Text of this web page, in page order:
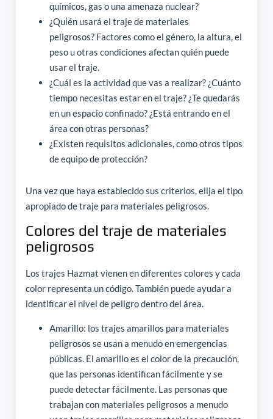
químicos, gas o una amenaza nuclear?
¿Quién usará el traje de materiales
peligrosos? Factores como el género, la altura, el
peso u otras condiciones afectan quién puede
usar el traje.
¿Cuál es la actividad que vas a realizar? ¿Cuánto
tiempo necesitas estar en el traje? ¿Te quedarás
en un espacio confinado? ¿Está entrando en el
área con otras personas?
¿Existen requisitos adicionales, como otros tipos
de equipo de protección?
Una vez que haya establecido sus criterios, elija el tipo
apropiado de traje para materiales peligrosos.
Colores del traje de materiales
peligrosos
Los trajes Hazmat vienen en diferentes colores y cada
color representa un código. También puede ayudar a
identificar el nivel de peligro dentro del área.
Amarillo: los trajes amarillos para materiales
peligrosos se usan a menudo en emergencias
públicas. El amarillo es el color de la precaución,
que las personas identifican fácilmente y se
puede detectar fácilmente. Las personas que
trabajan con materiales peligrosos a menudo